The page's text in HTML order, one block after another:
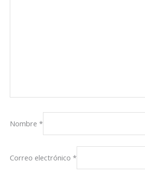
Nombre *
Correo electrónico *